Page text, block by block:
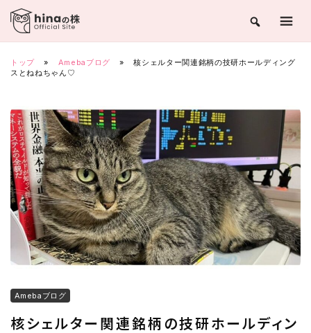
Skip
content
トップ » Amebaブログ »
核シェルター関連銘柄の技研ホールディング
スとねねちゃん♡
Amebaブログ
核シェルター関連銘柄の技研ホールディン